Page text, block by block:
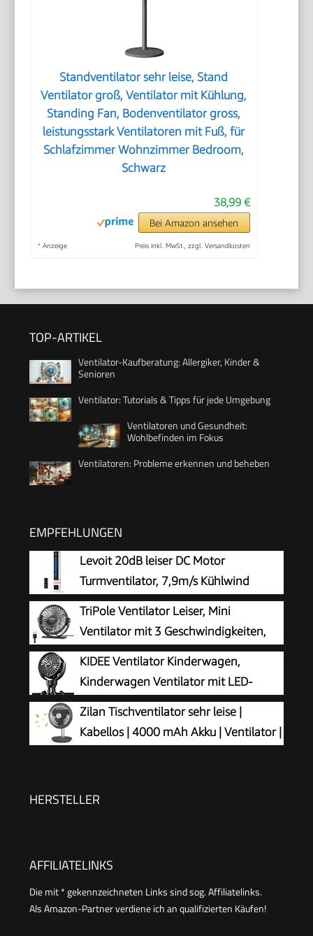
Standventilator sehr leise, Stand
Ventilator groß, Ventilator mit Kühlung,
Standing Fan, Bodenventilator gross,
leistungsstark Ventilatoren mit Fuß, für
Schlafzimmer Wohnzimmer Bedroom,
Schwarz
38,99 €
Bei Amazon ansehen
* Anzeige Preis inkl. MwSt., zzgl. Versandkosten
TOP-ARTIKEL
Ventilator-Kaufberatung: Allergiker, Kinder &
Senioren
Ventilator: Tutorials & Tipps für jede Umgebung
Ventilatoren und Gesundheit:
Wohlbefinden im Fokus
Ventilatoren: Probleme erkennen und beheben
EMPFEHLUNGEN
Levoit 20dB leiser DC Motor
Turmventilator, 7,9m/s Kühlwind
Standventilator
TriPole Ventilator Leiser, Mini
Ventilator mit 3 Geschwindigkeiten,
USB Tischventilator Leistungsstarker
Tragbarer mit 360° Neigung, Fan klein für
Einsatz Büro, Schlafzimmer, Reisen
KIDEE Ventilator Kinderwagen,
Kinderwagen Ventilator mit LED-
Display, 3 Geschwindigkeiten, USB
wiederaufladbar, Mini Clip-Ventilator für Baby,
Reise, Outdoor und Schreibtisch, Tiefschwarz
Zilan Tischventilator sehr leise |
Kabellos | 4000 mAh Akku | Ventilator |
Stufen | 15 h kabelloser Betrieb
HERSTELLER
AFFILIATELINKS
Die mit * gekennzeichneten Links sind sog. Affiliatelinks.
Als Amazon-Partner verdiene ich an qualifizierten Käufen!